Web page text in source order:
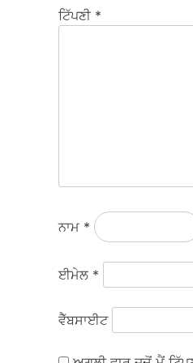
ਟਿੱਪਣੀ *
ਨਾਮ *
ਈਮੇਲ *
ਵੈੱਬਸਾਈਟ